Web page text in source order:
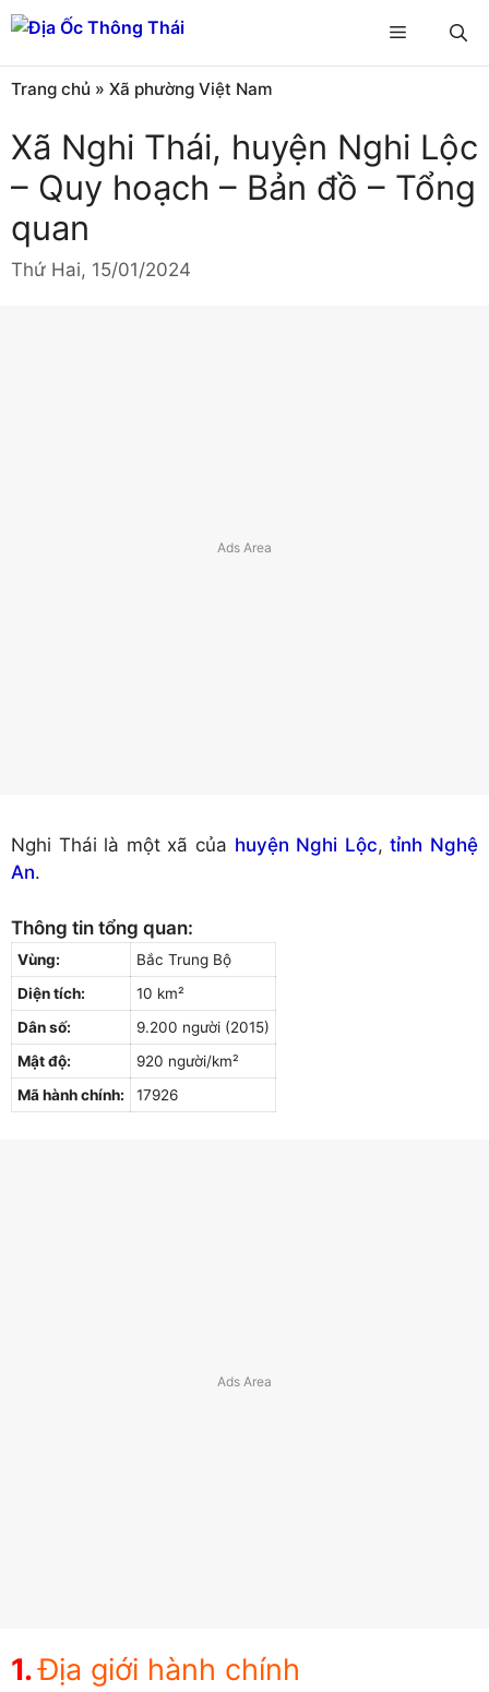
Chuyển
đến
nội
dung
Menu
Trang chủ » Xã phường Việt Nam
Xã Nghi Thái, huyện Nghi Lộc
– Quy hoạch – Bản đồ – Tổng
quan
Thứ Hai, 15/01/2024
Nghi Thái là một xã của huyện Nghi Lộc,tỉnh Nghệ
An.
Thông tin tổng quan:
Vùng:
Bắc Trung Bộ
Diện tích:
10 km²
Dân số:
9.200 người (2015)
Mật độ:
920 người/km²
Mã hành chính:
17926
Địa giới hành chính